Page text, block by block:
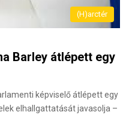
(H)arctér
Barley átlépett egy
képviselő átlépett egy
elhallgattatását javasolja –